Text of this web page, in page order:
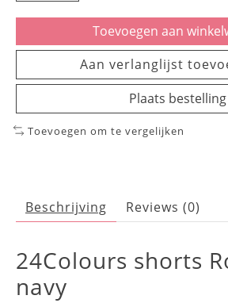
Toevoegen aan
Aan verlanglijst
Plaats bestelling
Toevoegen om te vergelijken
Beschrijving Reviews (0)
24Colours shorts
navy